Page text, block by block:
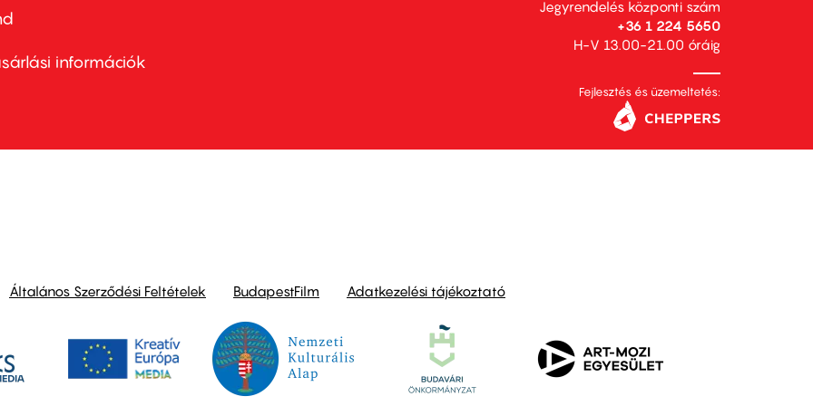
információk
Jegyrendelés központi szám
+36 1 224 5650
H-V 13.00-21.00 óráig
Fejlesztés és üzemeltetés:
Általános Szerződési Feltételek BudapestFilm Adatkezelési tájékoztató